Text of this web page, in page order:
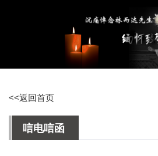
<<返回首页
唁电唁函